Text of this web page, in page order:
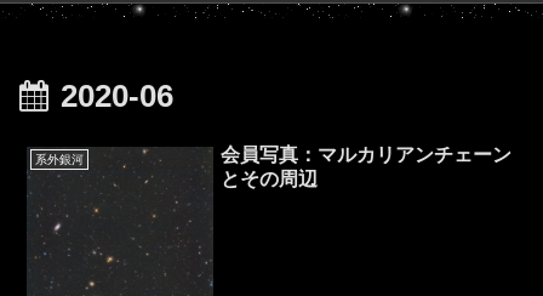
2020-06
系外銀河
会員写真：マルカリアンチェーン
とその周辺